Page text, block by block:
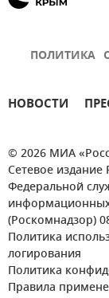
ПОЛИТИКА
НОВОСТИ
© 2026 МИА
Сетевое
Федеральной
(Роскомнадзор)
Политика
логирования
Политика
Правила